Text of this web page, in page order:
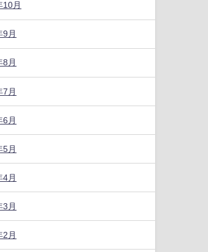
10月
9月
8月
7月
6月
5月
4月
3月
2月